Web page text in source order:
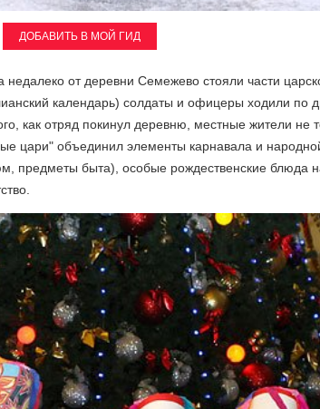
ДОБАВИТЬ В МОЙ ГИД
от деревни Семежево стояли части
календарь) солдаты и офицеры ходили по
как отряд покинул деревню, местные жители не
цари" объединил элементы карнавала и
предметы быта), особые рождественские блюда